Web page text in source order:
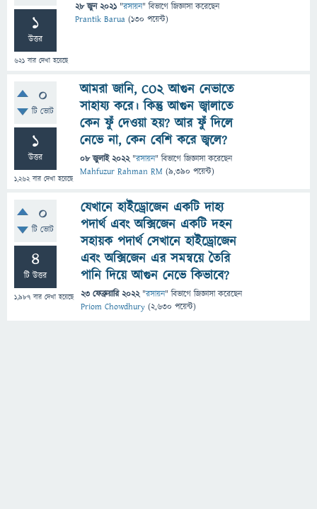
1
উত্তর
621 বার দেখা হয়েছে
28 জুন 2021 "রসায়ন" বিভাগে জিজ্ঞাসাকরেছেন
Prantik Barua (130 পয়েন্ট)
0
টি ভোট
1
উত্তর
1,262বার দেখা হয়েছে
আমরা জানি, CO2 আগুন নেভাতে
সাহায্য করে। কিন্তু আগুন জ্বালাতে
কেন ফুঁ দেওয়া হয়? আর ফুঁ দিলে
নেভে না, কেন বেশি করে জ্বলে?
08 জুলাই 2022 "রসায়ন" বিভাগে জিজ্ঞাসাকরেছেন
Mahfuzur Rahman RM (9,390 পয়েন্ট)
0
টি ভোট
4
টি উত্তর
1,987 বার দেখা হয়েছে
যেখানে হাইড্রোজেন একটি দাহ্য
পদার্থ এবং অক্সিজেন একটি দহন
সহায়ক পদার্থ সেখানে হাইড্রোজেন
এবং অক্সিজেন এর সমন্বয়ে তৈরি
পানি দিয়ে আগুন নেভে কিভাবে?
23 ফেব্রুয়ারি 2022 "রসায়ন" বিভাগে জিজ্ঞাসাকরেছেন
Priom Chowdhury (2,630 পয়েন্ট)